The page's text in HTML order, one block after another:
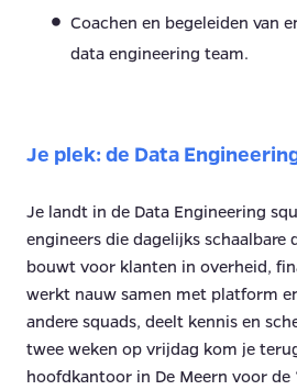
Coachen en begeleiden van
data engineering team.
Je plek: de Data
Je landt in de Data Engineering
engineers die dagelijks schaalbare
bouwt voor klanten in overheid,
werkt nauw samen met platform
andere squads, deelt kennis en
twee weken op vrijdag kom je
hoofdkantoor in De Meern voor de